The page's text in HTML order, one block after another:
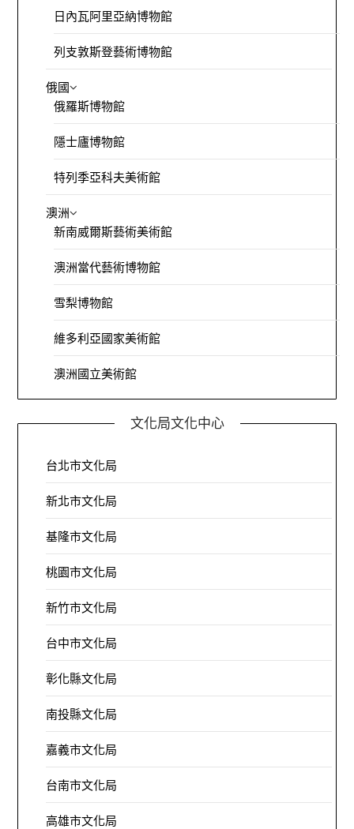
日內瓦阿里亞納博物館
列支敦斯登藝術博物館
俄國
俄羅斯博物館
隱士廬博物館
特列季亞科夫美術館
澳洲
新南威爾斯藝術美術館
澳洲當代藝術博物館
雪梨博物館
維多利亞國家美術館
澳洲國立美術館
文化局文化中心
台北市文化局
新北市文化局
基隆市文化局
桃園市文化局
新竹市文化局
台中市文化局
彰化縣文化局
南投縣文化局
嘉義市文化局
台南市文化局
高雄市文化局